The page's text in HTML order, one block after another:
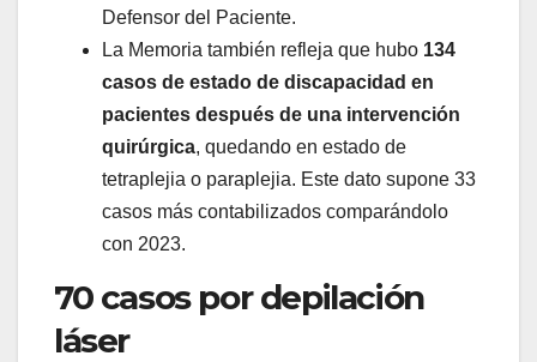
Defensor del Paciente.
La Memoria también refleja que hubo 134
casos de estado de discapacidad en
pacientes después de una intervención
quirúrgica, quedando en estado de
tetraplejia o paraplejia. Este dato supone 33
casos más contabilizados comparándolo
con 2023.
70 casos por depilación
láser